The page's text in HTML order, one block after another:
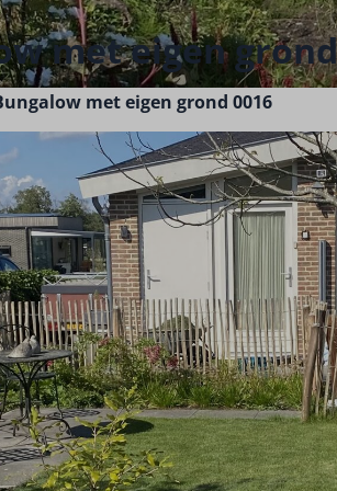
met eigen
met eigen grond 0016